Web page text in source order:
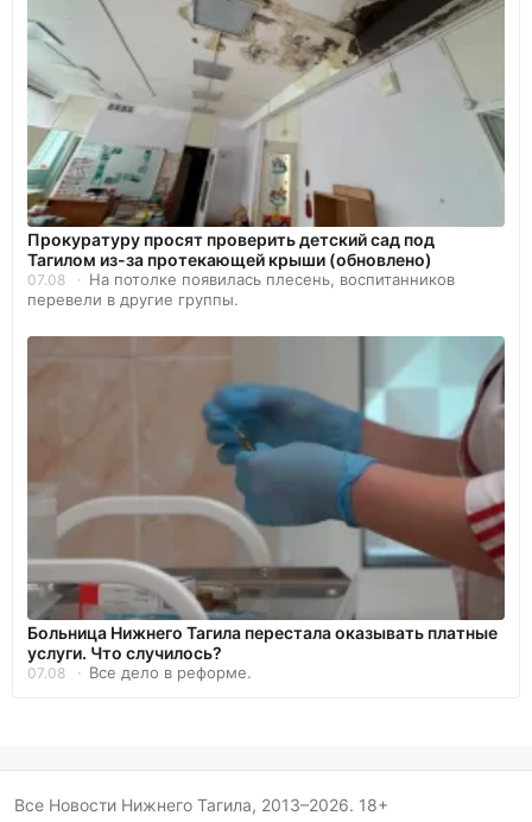
Прокуратуру просят проверить детский сад под
Тагилом из-за протекающей крыши (обновлено)
07.08
На потолке появилась плесень, воспитанников
перевели в другие группы.
Больница Нижнего Тагила перестала оказывать платные
услуги. Что случилось?
07.08 Все дело в реформе.
Все Новости Нижнего Тагила, 2013–2026. 18+